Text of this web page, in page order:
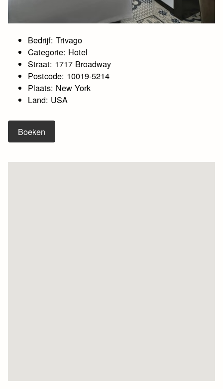
Bedrijf: Trivago
Categorie: Hotel
Straat: 1717 Broadway
Postcode: 10019-5214
Plaats: New York
Land: USA
Boeken